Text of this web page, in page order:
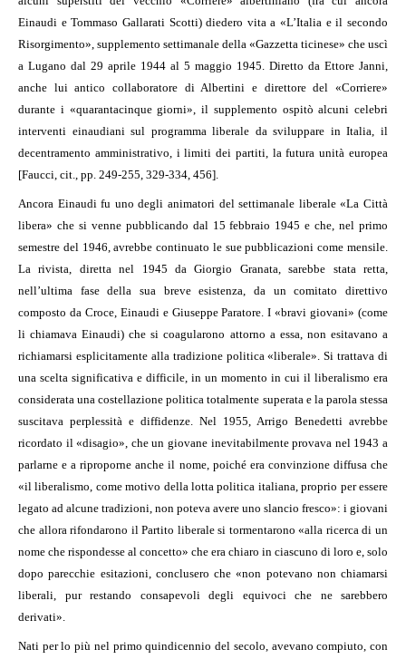
Einaudi e Tommaso Gallarati Scotti) diedero vita a «L’Italia e il secondo
Risorgimento», supplemento settimanale della «Gazzetta ticinese» che uscì
a Lugano dal 29 aprile 1944 al 5 maggio 1945. Diretto da Ettore Janni,
anche lui antico collaboratore di Albertini e direttore del «Corriere»
durante i «quarantacinque giorni», il supplemento ospitò alcuni celebri
interventi einaudiani sul programma liberale da sviluppare in Italia, il
decentramento amministrativo, i limiti dei partiti, la futura unità europea
[Faucci, cit., pp. 249-255, 329-334, 456].
Ancora Einaudi fu uno degli animatori del settimanale liberale «La Città
libera» che si venne pubblicando dal 15 febbraio 1945 e che, nel primo
semestre del 1946, avrebbe continuato le sue pubblicazioni come mensile.
La rivista, diretta nel 1945 da Giorgio Granata, sarebbe stata retta,
nell’ultima fase della sua breve esistenza, da un comitato direttivo
composto da Croce, Einaudi e Giuseppe Paratore. I «bravi giovani» (come
li chiamava Einaudi) che si coagularono attorno a essa, non esitavano a
richiamarsi esplicitamente alla tradizione politica «liberale». Si trattava di
una scelta significativa e difficile, in un momento in cui il liberalismo era
considerata una costellazione politica totalmente superata e la parola stessa
suscitava perplessità e diffidenze. Nel 1955, Arrigo Benedetti avrebbe
ricordato il «disagio», che un giovane inevitabilmente provava nel 1943 a
parlarne e a riproporne anche il nome, poiché era convinzione diffusa che
«il liberalismo, come motivo della lotta politica italiana, proprio per essere
legato ad alcune tradizioni, non poteva avere uno slancio fresco»: i giovani
che allora rifondarono il Partito liberale si tormentarono «alla ricerca di un
nome che rispondesse al concetto» che era chiaro in ciascuno di loro e, solo
dopo parecchie esitazioni, conclusero che «non potevano non chiamarsi
liberali, pur restando consapevoli degli equivoci che ne sarebbero
derivati».
Nati per lo più nel primo quindicennio del secolo, avevano compiuto, con